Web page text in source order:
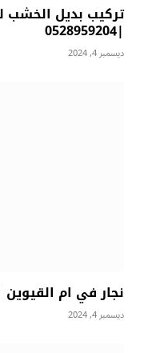
تركيب بديل الخشب
|0528959204
ديسمبر 4, 2024
نجار في ام القيوين
ديسمبر 4, 2024